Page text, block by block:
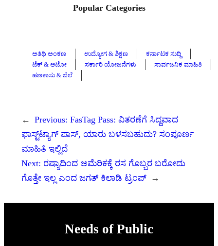
Popular Categories
ಅತಿಥಿ ಅಂಕಣ ಉದ್ಯೋಗ & ಶಿಕ್ಷಣ
ಕರ್ನಾಟಕ ಸುದ್ದಿ
ಟೆಕ್ & ಆಟೋ
ಸರ್ಕಾರಿ ಯೋಜನೆಗಳು
ಸಾರ್ವಜನಿಕ ಮಾಹಿತಿ
ಹಣಕಾಸು & ಬೆಲೆ
← Previous: FasTag Pass: ವಿತರಣೆಗೆ ಸಿದ್ದವಾದ
ಫಾಸ್ಟ್‌ಟ್ಯಾಗ್ ಪಾಸ್, ಯಾರು ಬಳಸಬಹುದು? ಸಂಪೂರ್ಣ
ಮಾಹಿತಿ ಇಲ್ಲಿದೆ
Next: ರಷ್ಯಾದಿಂದ ಅಮೆರಿಕಕ್ಕೆ ರಸ ಗೊಬ್ಬರ ಬರೋದು
ಗೊತ್ತೇ ಇಲ್ಲ ಎಂದ ಜಗತ್‌ ಕಿಲಾಡಿ ಟ್ರಂಪ್ →
Needs of Public